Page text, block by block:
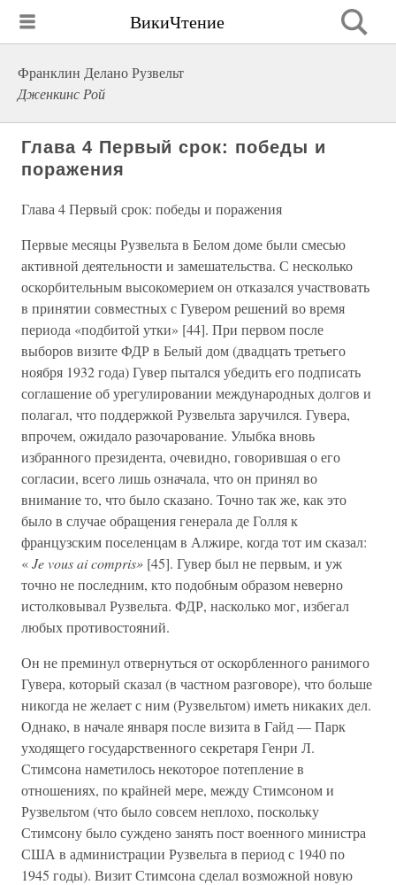
ВикиЧтение
Франклин Делано Рузвельт
Дженкинс Рой
Глава 4 Первый срок: победы и
поражения
Глава 4 Первый срок: победы и поражения
Первые месяцы Рузвельта в Белом доме были смесью
активной деятельности и замешательства. С несколько
оскорбительным высокомерием он отказался участвовать
в принятии совместных с Гувером решений во время
периода «подбитой утки» [44]. При первом после
выборов визите ФДР в Белый дом (двадцать третьего
ноября 1932 года) Гувер пытался убедить его подписать
соглашение об урегулировании международных долгов и
полагал, что поддержкой Рузвельта заручился. Гувера,
впрочем, ожидало разочарование. Улыбка вновь
избранного президента, очевидно, говорившая о его
согласии, всего лишь означала, что он принял во
внимание то, что было сказано. Точно так же, как это
было в случае обращения генерала де Голля к
французским поселенцам в Алжире, когда тот им сказал:
«Je vous ai compris» [45]. Гувер был не первым, и уж
точно не последним, кто подобным образом неверно
истолковывал Рузвельта. ФДР, насколько мог, избегал
любых противостояний.
Он не преминул отвернуться от оскорбленного ранимого
Гувера, который сказал (в частном разговоре), что больше
никогда не желает с ним (Рузвельтом) иметь никаких дел.
Однако, в начале января после визита в Гайд — Парк
уходящего государственного секретаря Генри Л.
Стимсона наметилось некоторое потепление в
отношениях, по крайней мере, между Стимсоном и
Рузвельтом (что было совсем неплохо, поскольку
Стимсону было суждено занять пост военного министра
США в администрации Рузвельта в период с 1940 по
1945 годы). Визит Стимсона сделал возможной новую